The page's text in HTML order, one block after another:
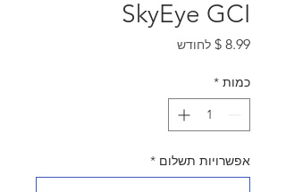
SkyEye GCI
מחיר
לחודש
כמות *
אפשרויות תשלום *